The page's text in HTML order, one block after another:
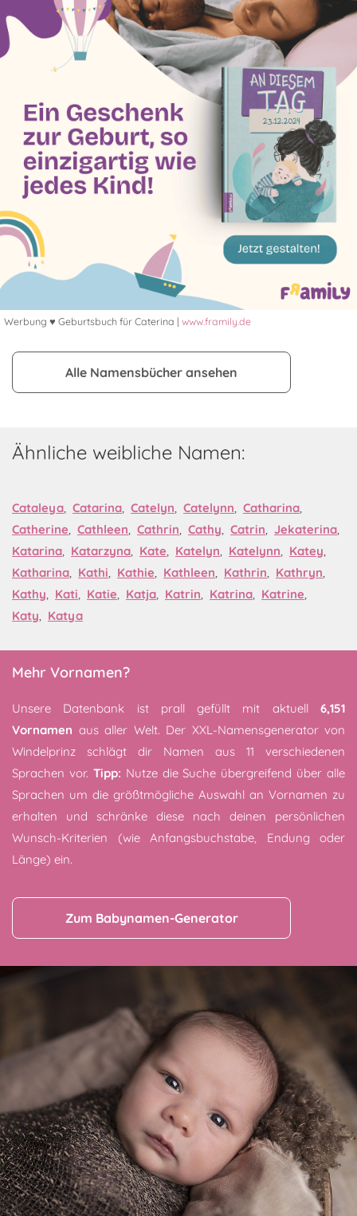
Werbung ♥ Geburtsbuch für Caterina | www.framily.de
Alle Namensbücher ansehen
Ähnliche weibliche Namen:
Cataleya, Catarina, Catelyn, Catelynn, Catharina,
Catherine, Cathleen, Cathrin, Cathy, Catrin, Jekaterina,
Katarina, Katarzyna, Kate, Katelyn, Katelynn, Katey,
Katharina, Kathi, Kathie, Kathleen, Kathrin, Kathryn,
Kathy, Kati, Katie, Katja, Katrin, Katrina, Katrine,
Katy, Katya
Mehr Vornamen?
Unsere Datenbank ist prall gefüllt mit aktuell 6,151
Vornamen aus aller Welt. Der XXL-Namensgenerator von
Windelprinz schlägt dir Namen aus 11 verschiedenen
Sprachen vor. Tipp: Nutze die Suche übergreifend über alle
Sprachen um die größtmögliche Auswahl an Vornamen zu
erhalten und schränke diese nach deinen persönlichen
Wunsch-Kriterien (wie Anfangsbuchstabe, Endung oder
Länge) ein.
Zum Babynamen-Generator